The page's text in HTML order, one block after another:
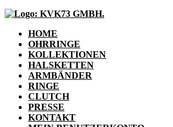
HOME
OHRRINGE
KOLLEKTIONEN
HALSKETTEN
ARMBÄNDER
RINGE
CLUTCH
PRESSE
KONTAKT